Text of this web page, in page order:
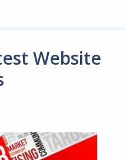
Website